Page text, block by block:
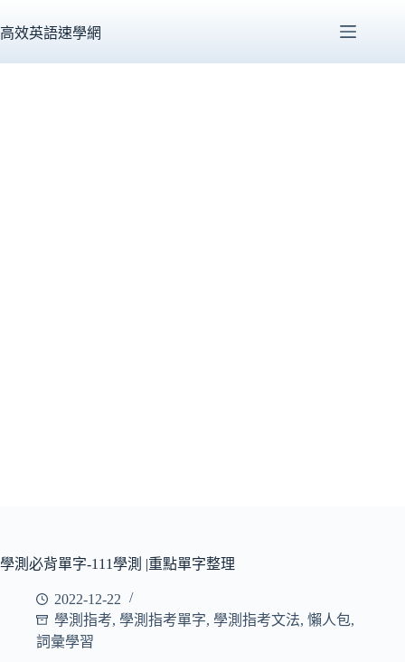
至
高效英語速學網
學測必背單字-111學測 |重點單字整理
2022-12-22
學測指考, 學測指考單字, 學測指考文法, 懶人包,
詞彙學習